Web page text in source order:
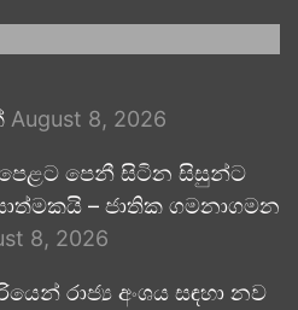
August 8, 2026
පෙනී සිටින සිසුන්ට
– ජාතික ගමනාගමන
8, 2026
රාජ්‍ය අංශය සඳහා නව